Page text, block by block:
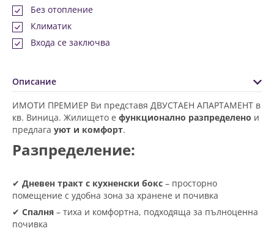
Без отопление
Климатик
Входа се заключва
Описание
ИМОТИ ПРЕМИЕР Ви представя ДВУСТАЕН АПАРТАМЕНТ в
кв. Виница. Жилището е функционално разпределено и
предлага уют и комфорт.
Разпределение:
✔ Дневен тракт с кухненски бокс – просторно
помещение с удобна зона за хранене и почивка
✔ Спалня – тиха и комфортна, подходяща за пълноценна
почивка